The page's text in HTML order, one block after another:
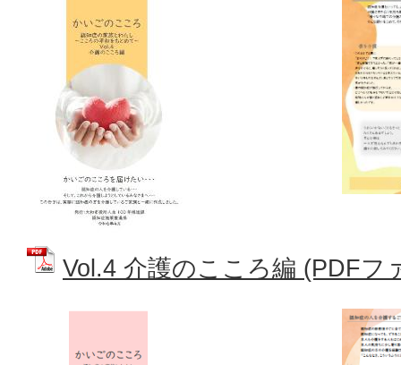
Vol.4 介護のこころ編 (PDFフ